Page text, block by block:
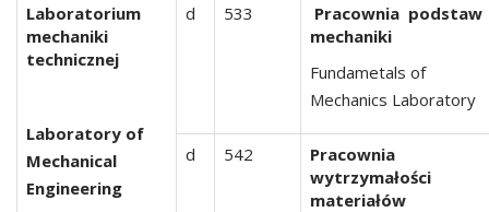
Laboratorium
mechaniki
technicznej
Laboratory of
Mechanical
Engineering
d 533
Pracownia podstaw
mechaniki
Fundametals of
Mechanics Laboratory
d 542
Pracownia
wytrzymałości
materiałów